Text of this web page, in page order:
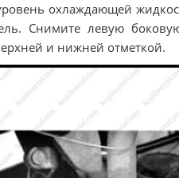
охлаждающей
Снимите левую
и нижней отметкой.